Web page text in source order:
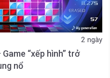
2 ngày
Game “xếp hình” trở
nổ